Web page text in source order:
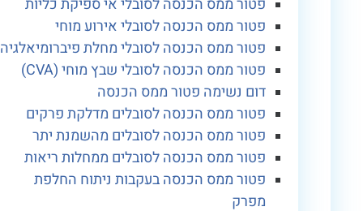
פטור ממס הכנסה לסובלי אירוע מוחי
פטור ממס הכנסה לסובלי מחלת פיברומיאלגיה
פטור ממס הכנסה לסובלי שבץ מוחי (CVA)
דום נשימה פטור ממס הכנסה
פטור ממס הכנסה לסובלים מדלקת פרקים
פטור ממס הכנסה לסובלים מהשמנת יתר
פטור ממס הכנסה לסובלים ממחלות ריאות
פטור ממס הכנסה בעקבות ניתוח החלפת